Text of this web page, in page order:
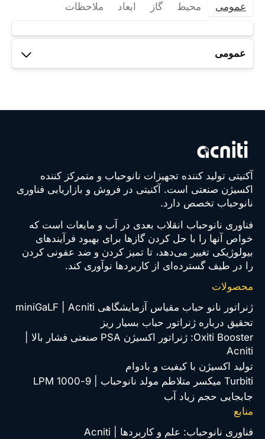
عمومی
محیط گاز ابعاد ملاحظات
عمومی
O2
شماره
مدل
Ultramax
O2
Technology
coming
soon
آکنیتی تولید کننده تجهیزات نانوحباب و متمرکز کننده
اکسیژن صنعتی است. آکنیتی در فروش و بازاریابی فناوری
نانوحباب تخصص دارد.
فناوری نانوحباب انقلاب بعدی در آب و مایعات است که
خواص آنها را با حل کردن گازها برای بهبود فرآیندهای
بیولوژیکی تغییر می‌دهد، تا تمیز کردن و ضد عفونی کردن
را در طیف گسترده‌ای از کاربردها نوآوری کند.
محصولات
ژنراتور نانو حباب مقیاس آزمایشگاهی miniGaLF | Acniti
تحقیق درباره ژنراتور حباب بسیار ریز
Oxiti Booster: ژنراتور اکسیژن PSA صنعتی فشار بالا |
Acniti
تولید اکسیژن با کیفیت و بادوام
Turbiti میکسر متلاطم مولد نانوحباب | 9-1000 LPM
جابجایی حجم زیاد آب
منابع
فناوری نانوحباب: علم و کاربردها | Acniti